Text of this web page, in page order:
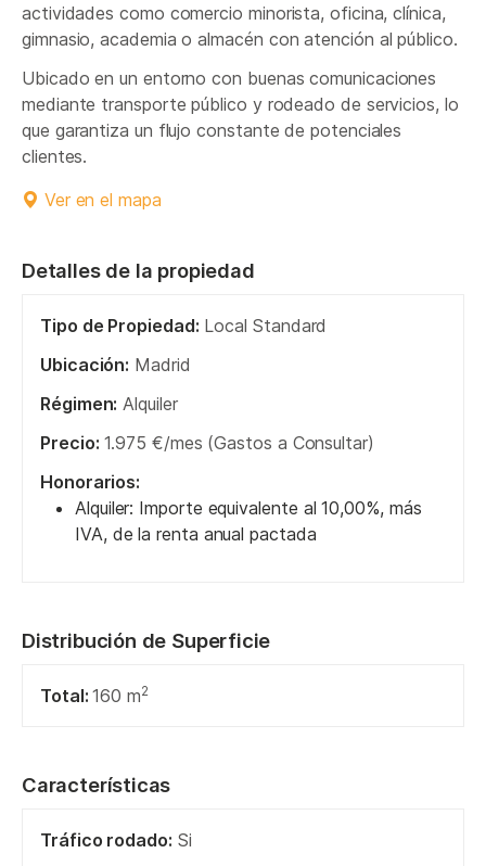
actividades como comercio minorista, oficina, clínica,
gimnasio, academia o almacén con atención al público.
Ubicado en un entorno con buenas comunicaciones
mediante transporte público y rodeado de servicios, lo
que garantiza un flujo constante de potenciales
clientes.
Ver en el mapa
Detalles de la propiedad
Tipo de Propiedad: Local Standard
Ubicación: Madrid
Régimen: Alquiler
Precio: 1.975 €/mes (Gastos a Consultar)
Honorarios:
Alquiler: Importe equivalente al 10,00%, más
IVA, de la renta anual pactada
Distribución de Superficie
Total:160 m2
Características
Tráfico rodado: Si